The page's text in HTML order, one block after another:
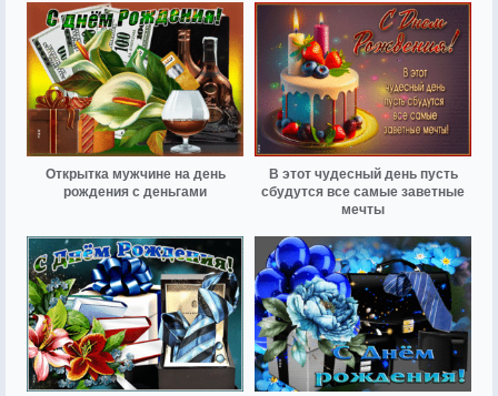
Открытка мужчине на день
рождения с деньгами
В этот чудесный день пусть
сбудутся все самые заветные
мечты